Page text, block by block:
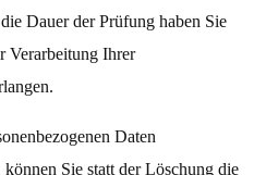
Dauer der Prüfung haben Sie
Verarbeitung Ihrer
Daten
Sie statt der Löschung die